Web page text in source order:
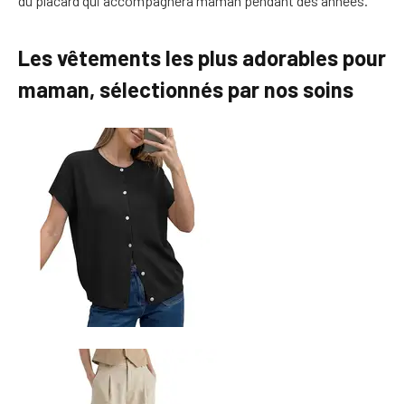
Les vêtements les plus adorables pour
maman, sélectionnés par nos soins